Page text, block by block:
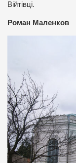
Війтівці.
Роман Маленков